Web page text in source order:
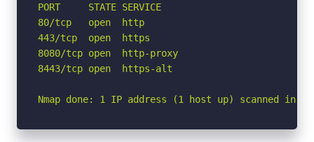
PORT     STATE SERVICE
80/tcp   open  http
443/tcp  open  https
8080/tcp open  http-proxy
8443/tcp open  https-alt
Nmap done: 1 IP address (1 host up) scanned in